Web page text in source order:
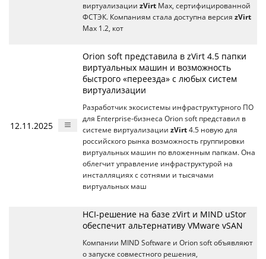
виртуализации zVirt Max, сертифицированной
ФСТЭК. Компаниям стала доступна версия zVirt
Max 1.2, кот
12.11.2025
Orion soft представила в zVirt 4.5 папки
виртуальных машин и возможность
быстрого «переезда» с любых систем
виртуализации
Разработчик экосистемы инфраструктурного ПО
для Enterprise-бизнеса Orion soft представил в
системе виртуализации zVirt 4.5 новую для
российского рынка возможность группировки
виртуальных машин по вложенным папкам. Она
облегчит управление инфраструктурой на
инсталляциях с сотнями и тысячами
виртуальных маш
HCI-решение на базе zVirt и MIND uStor
обеспечит альтернативу VMware vSAN
Компании MIND Software и Orion soft объявляют
о запуске совместного решения,